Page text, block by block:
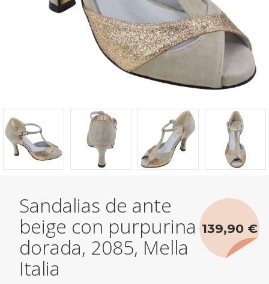
Sandalias de ante
beige con purpurina
dorada, 2085, Mella
Italia
139,90 €